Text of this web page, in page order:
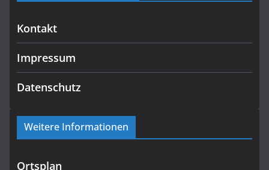
Kontakt
Impressum
Datenschutz
Weitere Informationen
Ortsplan